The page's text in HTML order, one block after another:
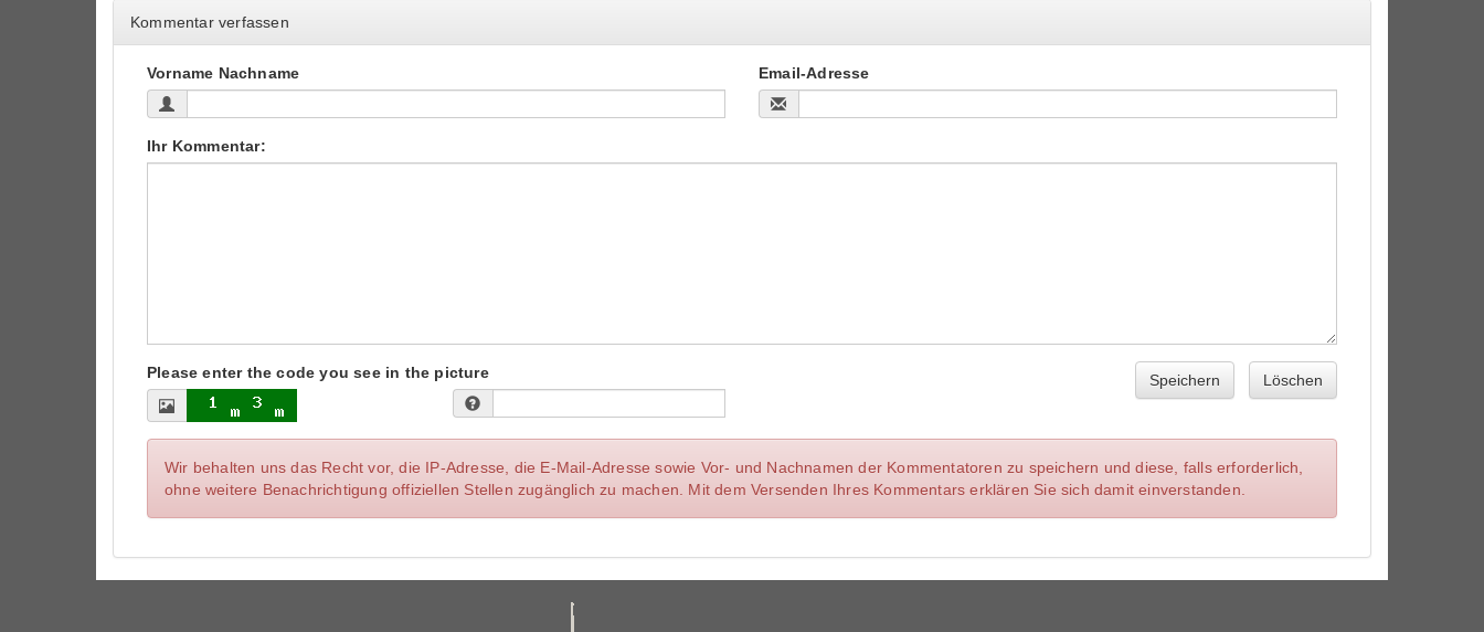
Kommentar verfassen
Vorname Nachname Email-Adresse
Ihr Kommentar:
Please enter the code you see in the picture Speichern Löschen
Wir behalten uns das Recht vor, die IP-Adresse, die E-Mail-Adresse sowie Vor- und Nachnamen der Kommentatoren zu speichern und diese, falls erforderlich,
ohne weitere Benachrichtigung offiziellen Stellen zugänglich zu machen. Mit dem Versenden Ihres Kommentars erklären Sie sich damit einverstanden.